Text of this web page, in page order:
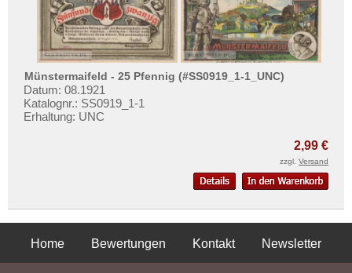
Münstermaifeld - 25 Pfennig (#SS0919_1-1_UNC)
Datum: 08.1921
Katalognr.: SS0919_1-1
Erhaltung: UNC
2,99 €
zzgl. Versand
Home Bewertungen Kontakt
Newsletter